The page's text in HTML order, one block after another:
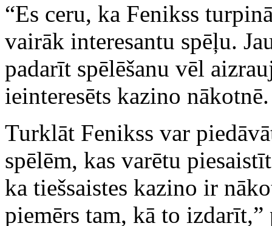
“Es ceru, ka Fenikss
vairāk interesantu spēļu.
padarīt spēlēšanu vēl
ieinteresēts kazino nākotnē.
Turklāt Fenikss var
spēlēm, kas varētu
ka tiešsaistes kazino ir
piemērs tam, kā to